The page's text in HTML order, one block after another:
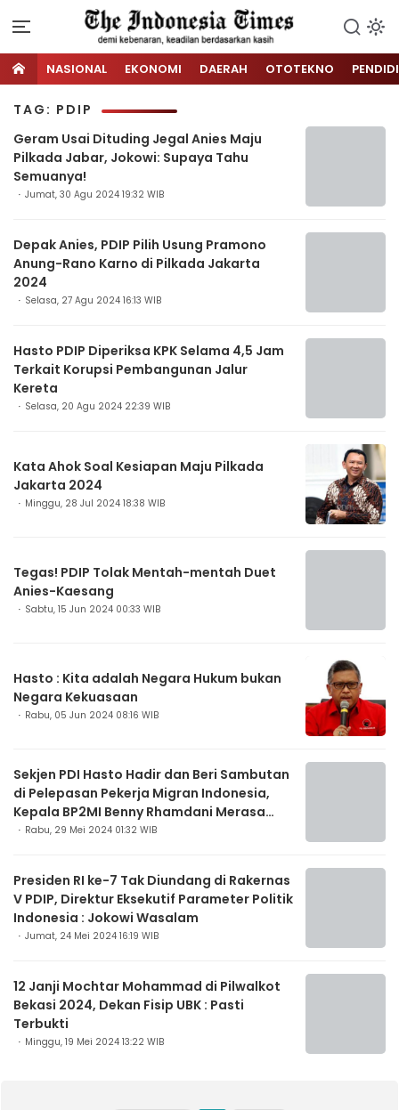
NASIONAL EKONOMI DAERAH OTOTEKNO
TAG: PDIP
Geram Usai Dituding Jegal Anies Maju
Pilkada Jabar, Jokowi: Supaya Tahu
Semuanya!
Jumat, 30 Agu 2024 19:32 WIB
Depak Anies, PDIP Pilih Usung Pramono
Anung-Rano Karno di Pilkada Jakarta
2024
Selasa, 27 Agu 2024 16:13 WIB
Hasto PDIP Diperiksa KPK Selama 4,5 Jam
Terkait Korupsi Pembangunan Jalur
Kereta
Selasa, 20 Agu 2024 22:39 WIB
Kata Ahok Soal Kesiapan Maju Pilkada
Jakarta 2024
Minggu, 28 Jul 2024 18:38 WIB
Tegas! PDIP Tolak Mentah-mentah Duet
Anies-Kaesang
Sabtu, 15 Jun 2024 00:33 WIB
Hasto : Kita adalah Negara Hukum bukan
Negara Kekuasaan
Rabu, 05 Jun 2024 08:16 WIB
Sekjen PDI Hasto Hadir dan Beri Sambutan
di Pelepasan Pekerja Migran Indonesia,
Kepala BP2MI Benny Rhamdani Merasa
Terhormat
Rabu, 29 Mei 2024 01:32 WIB
Presiden RI ke-7 Tak Diundang di Rakernas
V PDIP, Direktur Eksekutif Parameter Politik
Indonesia : Jokowi Wasalam
Jumat, 24 Mei 2024 16:19 WIB
12 Janji Mochtar Mohammad di Pilwalkot
Bekasi 2024, Dekan Fisip UBK : Pasti
Terbukti
Minggu, 19 Mei 2024 13:22 WIB